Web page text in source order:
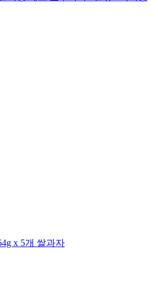
기빵 세트 호두과자 / 만쥬 / 커피콩
x 5개 쌀과자